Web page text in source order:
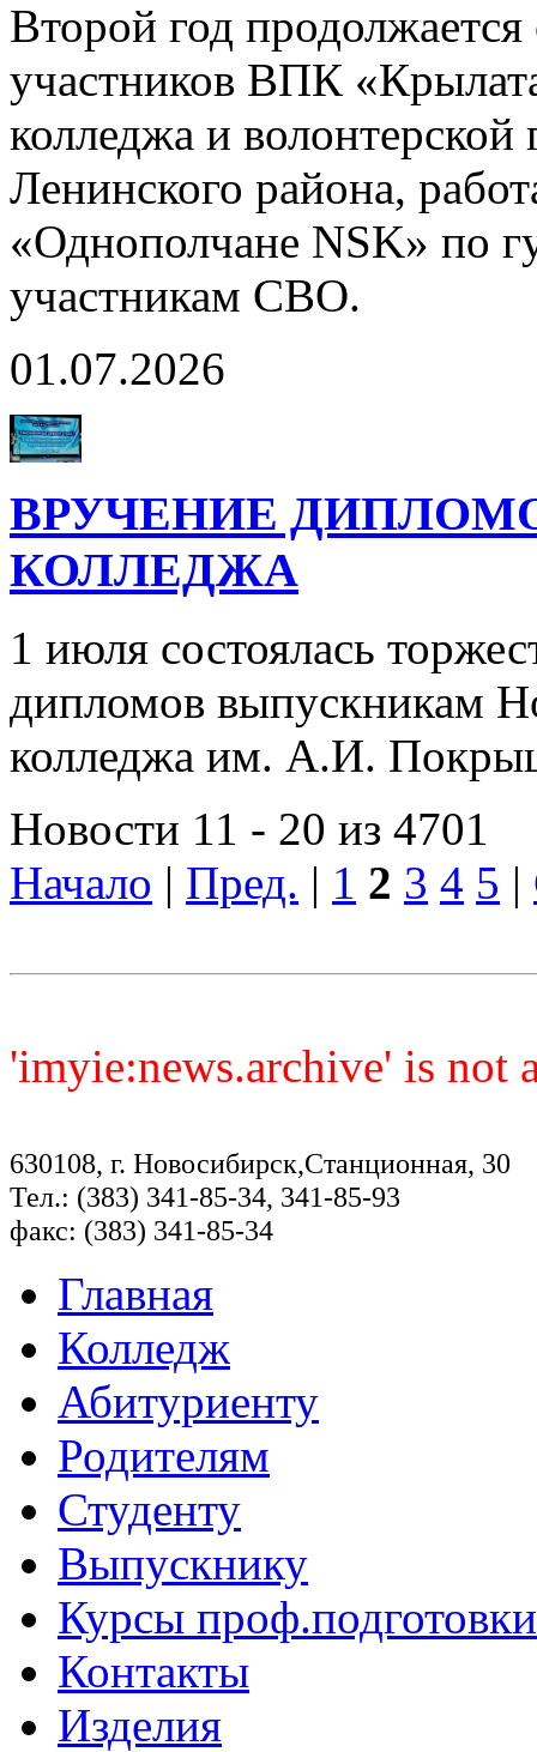
Второй год продолжается
участников ВПК
колледжа и
Ленинского района,
«Однополчане NSK» по
участникам СВО.
01.07.2026
ВРУЧЕНИЕ
КОЛЛЕДЖА
1 июля состоялась
дипломов выпускникам
колледжа им. А.И.
Новости 11 - 20 из 4701
Начало | Пред. | 1 2 3 4 5 |
'imyie:news.archive' is not
630108, г. Новосибирск,Станционная, 30
Тел.: (383) 341-85-34, 341-85-93
факс: (383) 341-85-34
Главная
Колледж
Абитуриенту
Родителям
Студенту
Выпускнику
Курсы проф.подготовки
Контакты
Изделия